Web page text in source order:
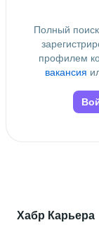
Полный
профилем
вакансия
Хабр Карьера